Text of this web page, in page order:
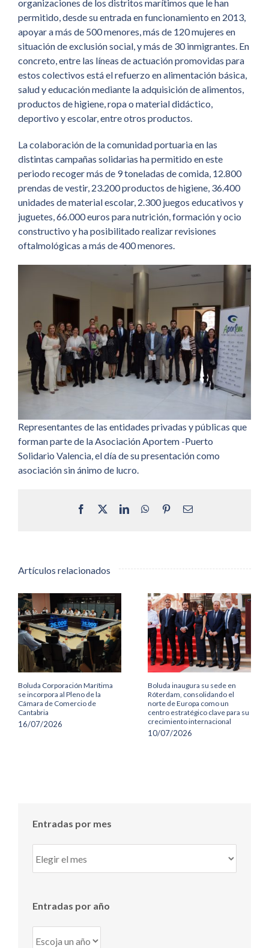
organizaciones de los distritos marítimos que le han
permitido, desde su entrada en funcionamiento en 2013,
apoyar a más de 500 menores, más de 120 mujeres en
situación de exclusión social, y más de 30 inmigrantes. En
concreto, entre las líneas de actuación promovidas para
estos colectivos está el refuerzo en alimentación básica,
salud y educación mediante la adquisición de alimentos,
productos de higiene, ropa o material didáctico,
deportivo y escolar, entre otros productos.
La colaboración de la comunidad portuaria en las
distintas campañas solidarias ha permitido en este
periodo recoger más de 9 toneladas de comida, 12.800
prendas de vestir, 23.200 productos de higiene, 36.400
unidades de material escolar, 2.300 juegos educativos y
juguetes, 66.000 euros para nutrición, formación y ocio
constructivo y ha posibilitado realizar revisiones
oftalmológicas a más de 400 menores.
Representantes de las entidades privadas y públicas que
forman parte de la Asociación Aportem -Puerto
Solidario Valencia, el día de su presentación como
asociación sin ánimo de lucro.
Facebook LinkedInWhatsApp
PinterestCorreo
Artículos relacionados
Boluda Corporación Marítima
se incorpora al Pleno de la
Cámara de Comercio de
Cantabria
16/07/2026
Boluda inaugura su sede en
Róterdam, consolidando el
norte de Europa como un
centro estratégico clave para su
crecimiento internacional
10/07/2026
Entradas por mes
por
Entradas por año